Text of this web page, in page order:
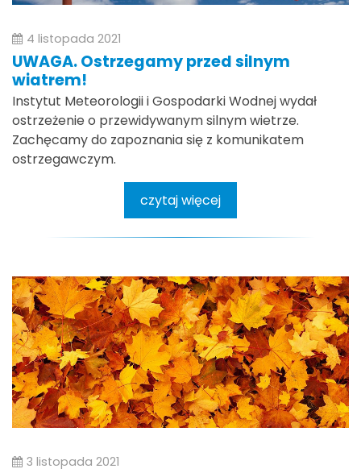
4 listopada 2021
UWAGA. Ostrzegamy przed silnym
wiatrem!
Instytut Meteorologii i Gospodarki Wodnej wydał
ostrzeżenie o przewidywanym silnym wietrze.
Zachęcamy do zapoznania się z komunikatem
ostrzegawczym.
czytaj więcej
3 listopada 2021